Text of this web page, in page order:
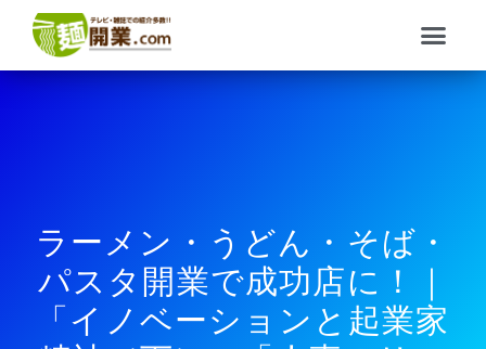
メ
ニ
ュ
ラーメン・うどん・そば・
パスタ開業で成功店に！｜
「イノベーションと起業家